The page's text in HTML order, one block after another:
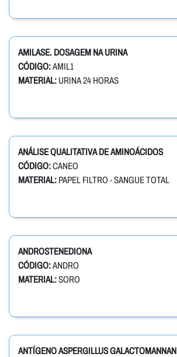
AMILASE. DOSAGEM NA URINA
CÓDIGO:AMIL1
MATERIAL: URINA 24 HORAS
ANÁLISE QUALITATIVA DE AMINOÁCIDOS
CÓDIGO:CANEO
MATERIAL: PAPEL FILTRO - SANGUE TOTAL
ANDROSTENEDIONA
CÓDIGO:ANDRO
MATERIAL:SORO
ANTÍGENO ASPERGILLUS GALACTOMANNAN